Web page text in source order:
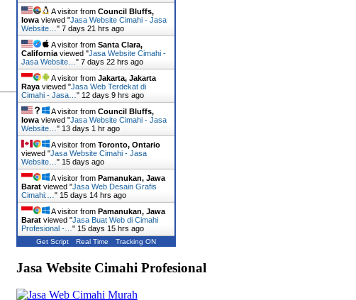
A visitor from Council Bluffs,
Iowaviewed "Jasa Website Cimahi - Jasa
Website… " 7 days 21 hrs ago
A visitor from Santa Clara,
Californiaviewed "Jasa Website Cimahi -
Jasa Website… " 7 days 22 hrs ago
A visitor from Jakarta, Jakarta
Rayaviewed "Jasa Web Terdekat di
Cimahi - Jasa… " 12 days 9 hrs ago
A visitor from Council Bluffs,
Iowaviewed "Jasa Website Cimahi - Jasa
Website… " 13 days 1 hr ago
A visitor from Toronto, Ontario
viewed "Jasa Website Cimahi - Jasa
Website… " 15 days ago
A visitor from Pamanukan, Jawa
Baratviewed "Jasa Web Desain Grafis
Cimahi:… " 15 days 14 hrs ago
A visitor from Pamanukan, Jawa
Baratviewed "Jasa Buat Web di Cimahi
Profesional -… " 15 days 15 hrs ago
Get Script Real Time Tracking ON
Jasa Website Cimahi Profesional